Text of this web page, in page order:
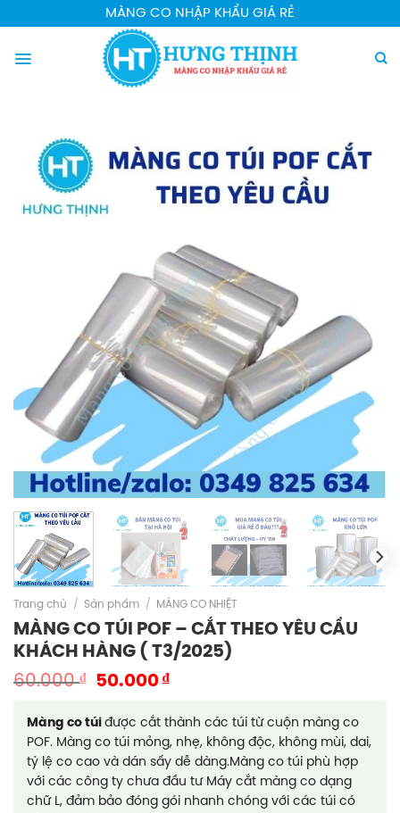
đến
dung
MÀNG CO NHẬP KHẨU GIÁ RẺ
Trang chủ / Sản phẩm / MÀNG CO NHIỆT
MÀNG CO TÚI POF – CẮT THEO YÊU CẦU
KHÁCH HÀNG ( T3/2025)
60.000₫
Giá
là:
60.000 ₫.
50.000 ₫Giá
tại
là:
50.000 ₫.
Màng co túi được cắt thành các túi từ cuộn màng co
POF. Màng co túi mỏng, nhẹ, không độc, không mùi, dai,
tỷ lệ co cao và dán sấy dễ dàng.Màng co túi phù hợp
với các công ty chưa đầu tư Máy cắt màng co dạng
chữ L, đảm bảo đóng gói nhanh chóng với các túi có